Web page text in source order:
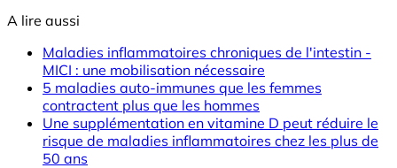
A lire aussi
Maladies inflammatoires chroniques de l'intestin -
MICI : une mobilisation nécessaire
5 maladies auto-immunes que les femmes
contractent plus que les hommes
Une supplémentation en vitamine D peut réduire le
risque de maladies inflammatoires chez les plus de
50 ans